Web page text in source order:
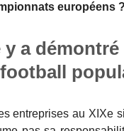
européens ?
a
entreprises au XIXe